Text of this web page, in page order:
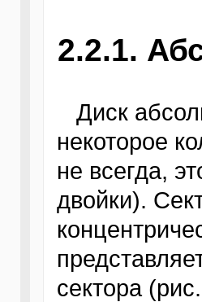
2.2.1.
Диск абсолютного энкодера разбивается на
некоторое
не всегда,
двойки).
сектора